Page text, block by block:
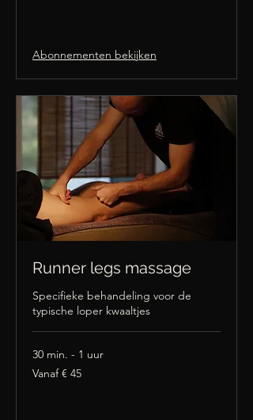
Abonnementen bekijken
Runner legs massage
Specifieke behandeling voor de
typische loper kwaaltjes
30 min. - 1 uur
Vanaf
45
Vanaf € 45